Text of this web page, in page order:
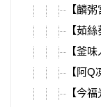
【麟
【茹
【釜
【阿
【今